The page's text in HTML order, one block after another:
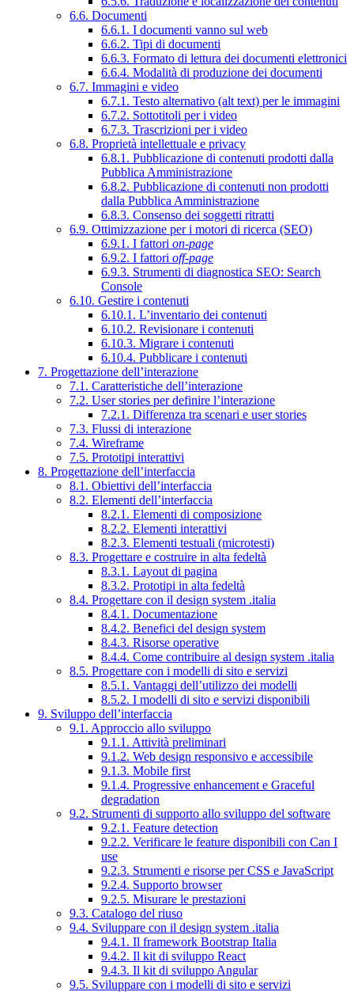
6.6. Documenti
6.6.1. I documenti vanno sul web
6.6.2. Tipi di documenti
6.6.3. Formato di lettura dei documenti elettronici
6.6.4. Modalità di produzione dei documenti
6.7. Immagini e video
6.7.1. Testo alternativo (alt text) per le immagini
6.7.2. Sottotitoli per i video
6.7.3. Trascrizioni per i video
6.8. Proprietà intellettuale e privacy
6.8.1. Pubblicazione di contenuti prodotti dalla
Pubblica Amministrazione
6.8.2. Pubblicazione di contenuti non prodotti
dalla Pubblica Amministrazione
6.8.3. Consenso dei soggetti ritratti
6.9. Ottimizzazione per i motori di ricerca (SEO)
6.9.1. I fattori on-page
6.9.2. I fattori off-page
6.9.3. Strumenti di diagnostica SEO: Search
Console
6.10. Gestire i contenuti
6.10.1. L’inventario dei contenuti
6.10.2. Revisionare i contenuti
6.10.3. Migrare i contenuti
6.10.4. Pubblicare i contenuti
7. Progettazione dell’interazione
7.1. Caratteristiche dell’interazione
7.2. User stories per definire l’interazione
7.2.1. Differenza tra scenari e user stories
7.3. Flussi di interazione
7.4. Wireframe
7.5. Prototipi interattivi
8. Progettazione dell’interfaccia
8.1. Obiettivi dell’interfaccia
8.2. Elementi dell’interfaccia
8.2.1. Elementi di composizione
8.2.2. Elementi interattivi
8.2.3. Elementi testuali (microtesti)
8.3. Progettare e costruire in alta fedeltà
8.3.1. Layout di pagina
8.3.2. Prototipi in alta fedeltà
8.4. Progettare con il design system .italia
8.4.1. Documentazione
8.4.2. Benefici del design system
8.4.3. Risorse operative
8.4.4. Come contribuire al design system .italia
8.5. Progettare con i modelli di sito e servizi
8.5.1. Vantaggi dell’utilizzo dei modelli
8.5.2. I modelli di sito e servizi disponibili
9. Sviluppo dell’interfaccia
9.1. Approccio allo sviluppo
9.1.1. Attività preliminari
9.1.2. Web design responsivo e accessibile
9.1.3. Mobile first
9.1.4. Progressive enhancement e Graceful
degradation
9.2. Strumenti di supporto allo sviluppo del software
9.2.1. Feature detection
9.2.2. Verificare le feature disponibili con Can I
use
9.2.3. Strumenti e risorse per CSS e JavaScript
9.2.4. Supporto browser
9.2.5. Misurare le prestazioni
9.3. Catalogo del riuso
9.4. Sviluppare con il design system .italia
9.4.1. Il framework Bootstrap Italia
9.4.2. Il kit di sviluppo React
9.4.3. Il kit di sviluppo Angular
9.5. Sviluppare con i modelli di sito e servizi